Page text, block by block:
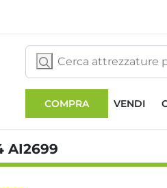
COMPRA VENDI
AI2699